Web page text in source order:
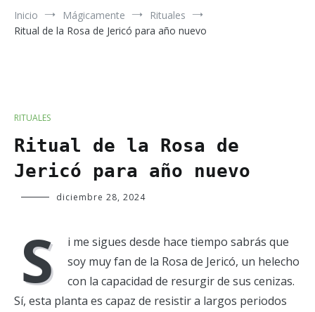
Inicio Mágicamente
Rituales
Ritual de la Rosa de Jericó para año nuevo
RITUALES
Ritual de la Rosa de
Jericó para año nuevo
Verde
diciembre 28, 2024
S
i me sigues desde hace tiempo sabrás que
soy muy fan de la Rosa de Jericó, un helecho
con la capacidad de resurgir de sus cenizas.
Sí, esta planta es capaz de resistir a largos periodos